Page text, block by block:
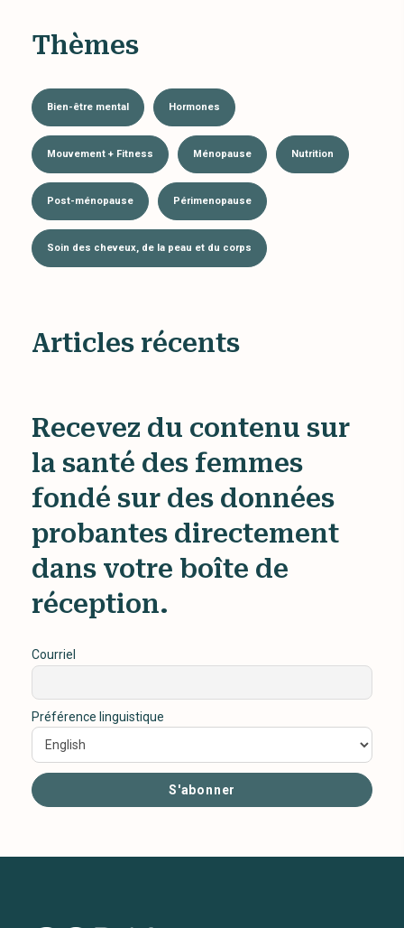
Thèmes
Bien-être mental Hormones
Mouvement + Fitness Ménopause Nutrition
Post-ménopause Périmenopause
Soin des cheveux, de la peau et du corps
Articles récents
Recevez du contenu sur
la santé des femmes
fondé sur des données
probantes directement
dans votre boîte de
réception.
Courriel
Préférence linguistique